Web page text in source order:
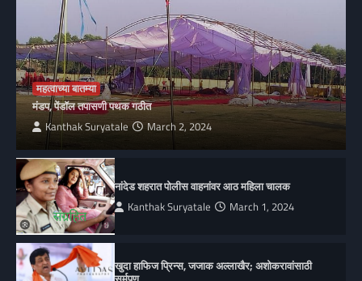
महत्वाच्या बातम्या
मंडप, पेंडॉल तपासणी पथक गठीत
Kanthak Suryatale March 2, 2024
नांदेड शहरात पोलीस वाहनांवर आठ महिला चालक
Kanthak Suryatale March 1, 2024
खुदा हाफिज प्रिन्स, जजाक अल्लाखैर; अशोकरावांसाठी